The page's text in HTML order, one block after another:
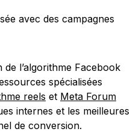
avec des campagnes
l’algorithme Facebook
spécialisées
reels et Meta Forum
internes et les meilleures
de conversion.